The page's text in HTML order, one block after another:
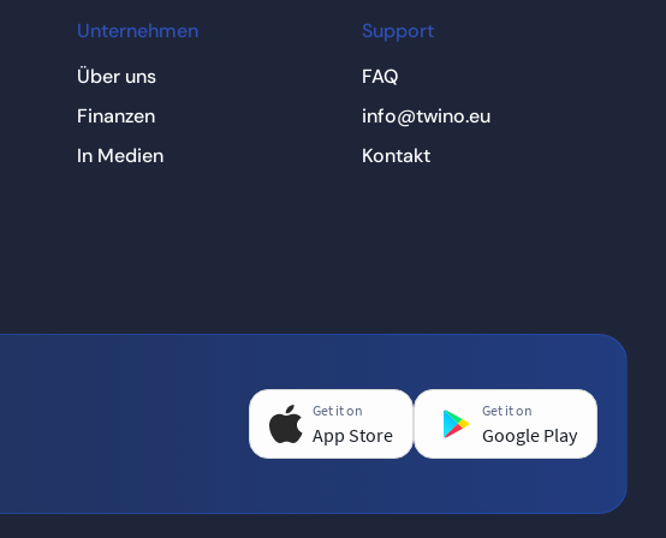
Unternehmen
Über uns
Finanzen
In Medien
Support
FAQ
info@twino.eu
Kontakt
Get it on
App Store
Get it on
Google Play